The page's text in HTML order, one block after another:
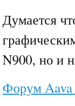
Думается
N900, но и
Форум